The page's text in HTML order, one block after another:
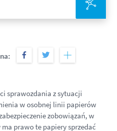
sprawozdania z sytuacji
w osobnej linii papierów
zobowiązań, w
prawo te papiery sprzedać